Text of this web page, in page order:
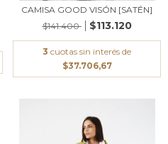
CAMISA GOOD VISÓN [SATÉN]
$141.400
$113.120
3 cuotas sin interés de
$37.706,67